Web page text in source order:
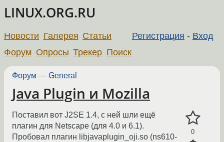
LINUX.ORG.RU
Регистрация - Вход
Новости Галерея Статьи
Форум Опросы Трекер Поиск
Форум — General
Java Plugin и Mozilla
0
Поставил вот J2SE 1.4, с ней шли ещё
плагин для Netscape (для 4.0 и 6.1).
Пробовал плагин libjavaplugin_oji.so (ns610-